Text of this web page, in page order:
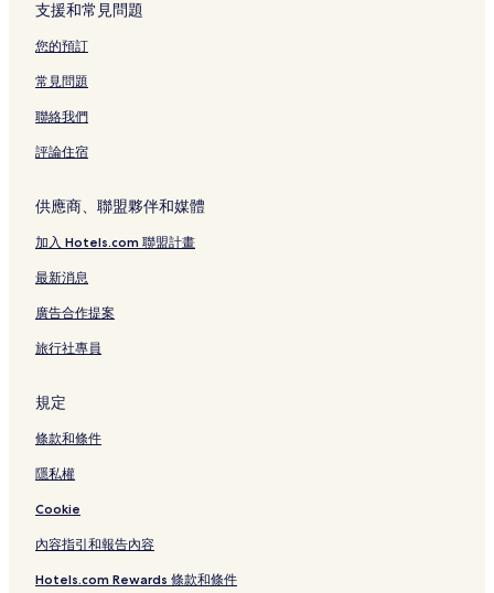
支援和常見問題
您的預訂
常見問題
聯絡我們
評論住宿
供應商、聯盟夥伴和媒體
加入 Hotels.com 聯盟計畫
最新消息
廣告合作提案
旅行社專員
規定
條款和條件
隱私權
Cookie
內容指引和報告內容
Hotels.com Rewards 條款和條件